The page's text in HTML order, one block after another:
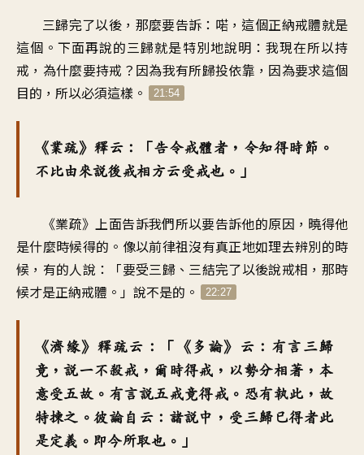
三歸完了以後，那麼要告訴：喏，這個正納戒體就是
這個。下面再說的三歸就是特別地說明：我現在所以持
戒，為什麼要持戒？因為我有所歸投依靠，因為要求這個
目的，所以必須這樣。
21:54
《業疏》釋云：「告令戒體者，令知得時節。
不比由來說後戒相方云受戒也。」
《業疏》上面告訴我們所以要告訴他的原因，曉得他
是什麼時候得的。像以前律祖沒有真正地如理去辨別的時
候，有的人說：「要受三歸、三結完了以後說戒相，那時
候才是正納戒體。」說不是的。
22:27
《濟緣》釋疏云：「《多論》云：有言三歸
竟，說一不殺戒，爾時得戒，以勢分相著，本
意受五故。有言說五戒竟得戒。恐有執此，故
特揀之。彼論自云：諸說中，受三歸已得者此
是定義。即今所取也。」